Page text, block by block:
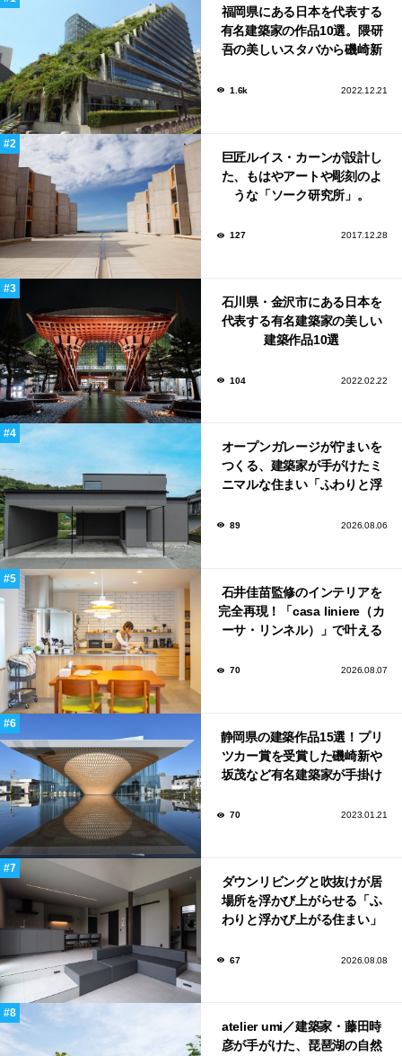
福岡県にある日本を代表する
有名建築家の作品10選。隈研
吾の美しいスタバから磯崎新
1.6k 2022.12.21
巨匠ルイス・カーンが設計し
た、もはやアートや彫刻のよ
うな「ソーク研究所」。
127 2017.12.28
石川県・金沢市にある日本を
代表する有名建築家の美しい
建築作品10選
104 2022.02.22
オープンガレージが佇まいを
つくる、建築家が手がけたミ
ニマルな住まい「ふわりと浮
89 2026.08.06
石井佳苗監修のインテリアを
完全再現！「casa liniere（カ
ーサ・リンネル）」で叶える
70 2026.08.07
静岡県の建築作品15選！プリ
ツカー賞を受賞した磯崎新や
坂茂など有名建築家が手掛け
70 2023.01.21
ダウンリビングと吹抜けが居
場所を浮かび上がらせる「ふ
わりと浮かび上がる住まい」
67 2026.08.08
atelier umi／建築家・藤田時
彦が手がけた、琵琶湖の自然